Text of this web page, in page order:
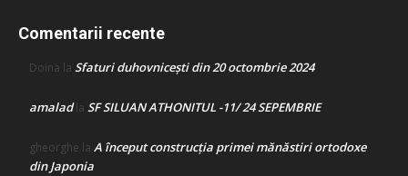
Comentarii recente
Doina la Sfaturi duhovnicești din 20 octombrie 2024
amaladla SF SILUAN ATHONITUL -11/ 24 SEPEMBRIE
gheorghe la A început construcţia primei mănăstiri ortodoxe
din Japonia